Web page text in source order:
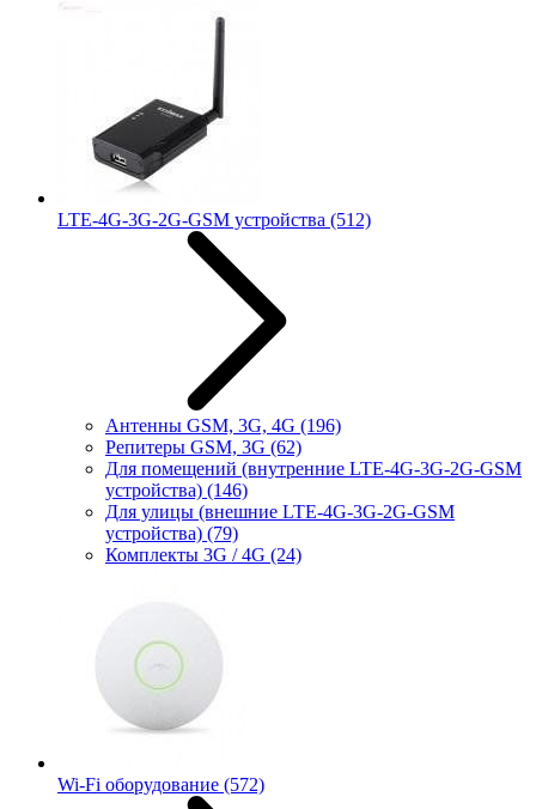
LTE-4G-3G-2G-GSM устройства (512)
Антенны GSM, 3G, 4G (196)
Репитеры GSM, 3G (62)
Для помещений (внутренние LTE-4G-3G-2G-GSM
устройства) (146)
Для улицы (внешние LTE-4G-3G-2G-GSM
устройства) (79)
Комплекты 3G / 4G (24)
Wi-Fi оборудование (572)